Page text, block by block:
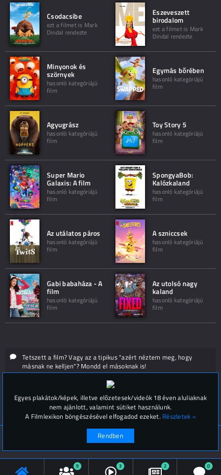
Csodacsibe
ezt a filmet is Mark
Dindal rendezte
Eszeveszett
birodalom
ezt a filmet is Mark
Dindal rendezte
Minyonok és
szörnyek
hasonló kategóriájú
film
Egymás bőrében
hasonló kategóriájú
film
Agyugrász
hasonló kategóriájú
film
Toy Story 5
hasonló kategóriájú
film
Super Mario
Galaxis: A film
hasonló kategóriájú
film
SpongyaBob:
Kalózkaland
hasonló kategóriájú
film
Az utálatos páros
hasonló kategóriájú
film
A szniccsek
hasonló kategóriájú
film
Gabi babaháza - A
film
hasonló kategóriájú
film
Az utolsó nagy
kaland
hasonló kategóriájú
film
Tetszett a film? Vagy az a tipikus "azért néztem meg, hogy
másnak ne kelljen"? Mondd el másoknak is!
Hozzászólások (
9 3 2 0
© Filmlexikon 2019-2026
Kapcsolat, impresszum
Egyes plakátok/képek, illetve előzetesek/videók 18 éven aluliaknak
nem ajánlott, valamint sütiket használunk.
A Filmlexikon böngészésével elfogadod ezeket. Részletek »
Rendben